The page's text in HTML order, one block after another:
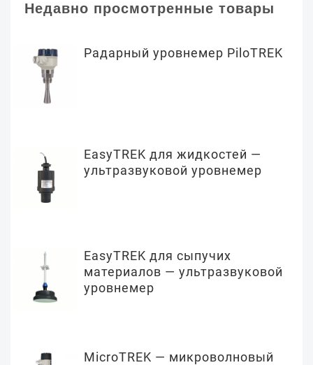
Недавно просмотренные товары
Радарный уровнемер PiloTREK
EasyTREK для жидкостей —
ультразвуковой уровнемер
EasyTREK для сыпучих
материалов — ультразвуковой
уровнемер
MicroTREK — микроволновый